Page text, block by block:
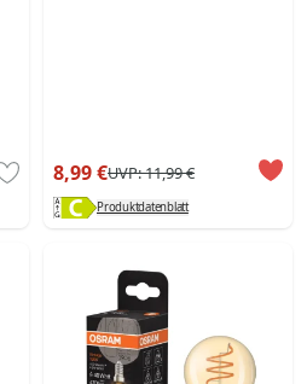
8,99 €UVP:11,99 €
Produktdatenblatt